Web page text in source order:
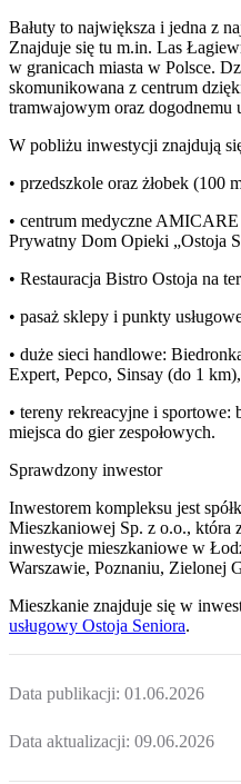
Bałuty to największa i jedna z
Znajduje się tu m.in. Las
w granicach miasta w Polsce.
skomunikowana z centrum
tramwajowym oraz dogodnemu
W pobliżu inwestycji znajdują
• przedszkole oraz żłobek (100
• centrum medyczne
Prywatny Dom Opieki „Ostoja
• Restauracja Bistro Ostoja na
• pasaż sklepy i punkty
• duże sieci handlowe:
Expert, Pepco, Sinsay (do 1 km),
• tereny rekreacyjne i sportowe:
miejsca do gier zespołowych.
Sprawdzony inwestor
Inwestorem kompleksu jest
Mieszkaniowej Sp. z o.o., która
inwestycje mieszkaniowe w
Warszawie, Poznaniu, Zielonej
Mieszkanie znajduje się w
usługowy Ostoja Seniora.
Data publikacji: 01.06.2026
Data aktualizacji: 09.06.2026